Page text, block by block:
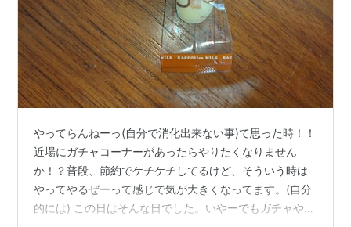
やってらんねーっ(自分で消化出来ない事)て思った時！！
近場にガチャコーナーがあったらやりたくなりません
か！？普段、節約でケチケチしてるけど、そういう時は
やってやるぜーって感じで気が大きくなってます。(自分
的には) この日はそんな日でした。いやーでもガチャやろ